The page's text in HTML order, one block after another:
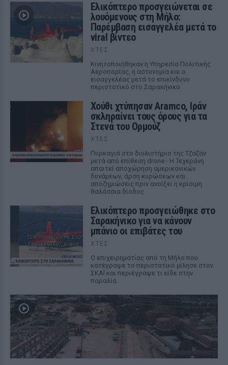
Ελικόπτερο προσγειώνεται σε
λουόμενους στη Μήλο:
Παρέμβαση εισαγγελέα μετά το
viral βίντεο
ΧΤΕΣ
Κινητοποιήθηκαν η Υπηρεσία Πολιτικής
Αεροπορίας, η αστυνομία και ο
εισαγγελέας μετά το επικίνδυνο
περιστατικό στο Σαρακήνικο
Χούθι χτύπησαν Aramco, Ιράν
σκληραίνει τους όρους για τα
Στενά του Ορμούζ
ΧΤΕΣ
Πυρκαγιά στο διυλιστήριο της Τζαζάν
μετά από επίθεση drone - Η Τεχεράνη
απαιτεί αποχώρηση αμερικανικών
δυνάμεων, άρση κυρώσεων και
αποζημιώσεις πριν ανοίξει η κρίσιμη
θαλάσσια δίοδος
Ελικόπτερο προσγειώθηκε στο
Σαρακήνικο για να κάνουν
μπάνιο οι επιβάτες του
ΧΤΕΣ
Ο επιχειρηματίας από τη Μήλο που
κατέγραψε το περιστατικό μίλησε στον
ΣΚΑΪ και περιέγραψε τι είδε στην
παραλία